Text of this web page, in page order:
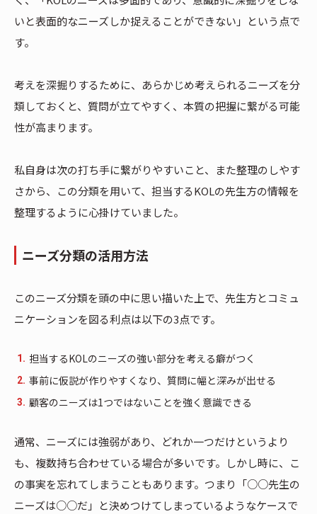
いと表面的なニーズしか捉えることができない」という点で
す。
考えを深掘りするために、あらかじめ考えられるニーズを分
類しておくと、質問が立てやすく、本質の把握に繋がる可能
性が高まります。
私自身は次の打ち手に繋がりやすいこと、また整理のしやす
さから、この分類を用いて、担当するKOLの先生方の情報を
整理するように心掛けていました。
ニーズ分類の活用方法
このニーズ分類を頭の中に思い描いた上で、先生方とコミュ
ニケーションを図る利点は以下の3点です。
担当するKOLのニーズの強い部分を考える癖がつく
事前に仮説が作りやすくなり、質問に幅と深みが出せる
顧客のニーズは1つではないことを強く意識できる
通常、ニーズには強弱があり、どれか一つだけというより
も、複数持ち合わせている場合が多いです。しかし時に、こ
の事実を忘れてしまうこともあります。つまり「○○先生の
ニーズは○○だ」と決めつけてしまっているようなケースで